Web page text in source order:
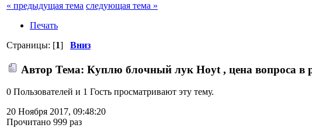
« предыдущая тема следующая тема »
Печать
Страницы: [1] Вниз
Автор Тема: Куплю блочный лук Hoyt , цена вопроса в
0 Пользователей и 1 Гость просматривают эту тему.
20 Ноября 2017, 09:48:20
Прочитано 999 раз